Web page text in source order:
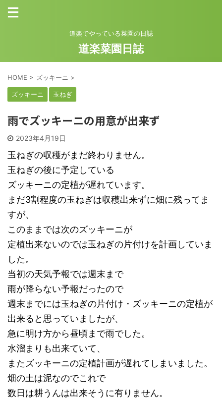
道楽でやっている菜園の日誌
道楽菜園日誌
HOME > ズッキーニ >
ズッキーニ 玉ねぎ
雨でズッキーニの用意が出来ず
2023年4月19日
玉ねぎの収穫がまだ終わりません。
玉ねぎの後に予定している
ズッキーニの定植が遅れています。
まだ3割程度の玉ねぎは収穫出来ずに畑に残ってま
すが、
このままでは次のズッキーニが
定植出来ないのでは玉ねぎの片付けを計画していま
した。
当初の天気予報では週末まで
雨が降らない予報だったので
週末までには玉ねぎの片付け・ズッキーニの定植が
出来ると思っていましたが、
急に明け方から昼頃まで雨でした。
水溜まりも出来ていて、
またズッキーニの定植計画が遅れてしまいました。
畑の土は泥なのでこれで
数日は耕うんは出来そうに有りません。